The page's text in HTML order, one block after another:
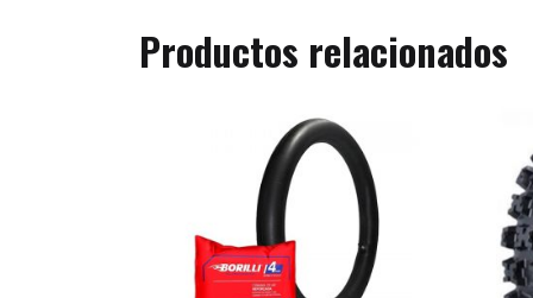
Productos relacionados